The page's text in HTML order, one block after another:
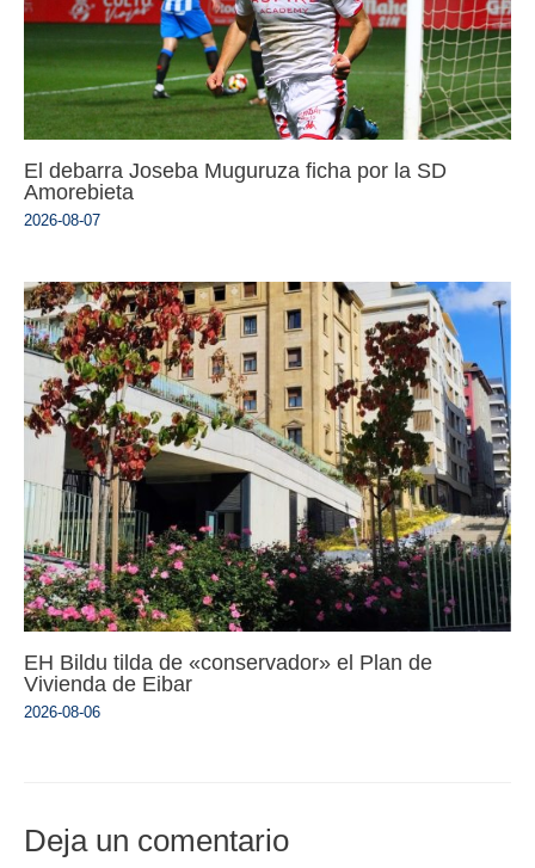
El debarra Joseba Muguruza ficha por la SD
Amorebieta
2026-08-07
EH Bildu tilda de «conservador» el Plan de
Vivienda de Eibar
2026-08-06
Deja un comentario